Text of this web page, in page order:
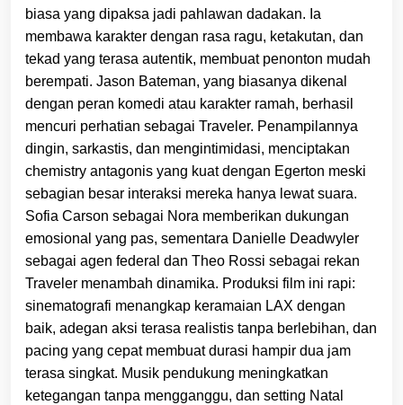
biasa yang dipaksa jadi pahlawan dadakan. Ia
membawa karakter dengan rasa ragu, ketakutan, dan
tekad yang terasa autentik, membuat penonton mudah
berempati. Jason Bateman, yang biasanya dikenal
dengan peran komedi atau karakter ramah, berhasil
mencuri perhatian sebagai Traveler. Penampilannya
dingin, sarkastis, dan mengintimidasi, menciptakan
chemistry antagonis yang kuat dengan Egerton meski
sebagian besar interaksi mereka hanya lewat suara.
Sofia Carson sebagai Nora memberikan dukungan
emosional yang pas, sementara Danielle Deadwyler
sebagai agen federal dan Theo Rossi sebagai rekan
Traveler menambah dinamika. Produksi film ini rapi:
sinematografi menangkap keramaian LAX dengan
baik, adegan aksi terasa realistis tanpa berlebihan, dan
pacing yang cepat membuat durasi hampir dua jam
terasa singkat. Musik pendukung meningkatkan
ketegangan tanpa mengganggu, dan setting Natal